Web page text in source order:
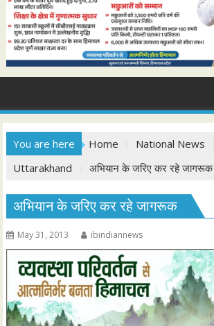
You are here Home National News
Uttarakhand
अभियान के जरिए कर रहे जागरूक
अभियान के जरिए कर रहे जागरूक
May 31, 2013 ibindiannews